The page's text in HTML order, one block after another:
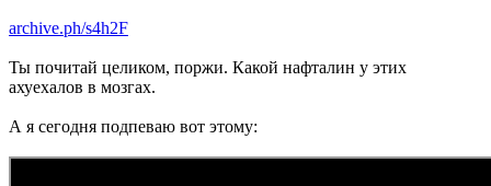
archive.ph/s4h2F
Ты почитай целиком, поржи. Какой нафталин у этих
ахуехалов в мозгах.
А я сегодня подпеваю вот этому: